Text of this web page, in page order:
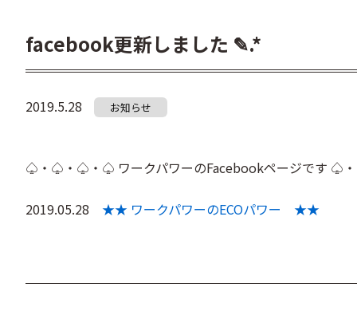
facebook更新しました ✎.*
2019.5.28 お知らせ
♤・♤・♤・♤ ワークパワーのFacebookページです
2019.05.28 ★★ ワークパワーのECOパワー ★★